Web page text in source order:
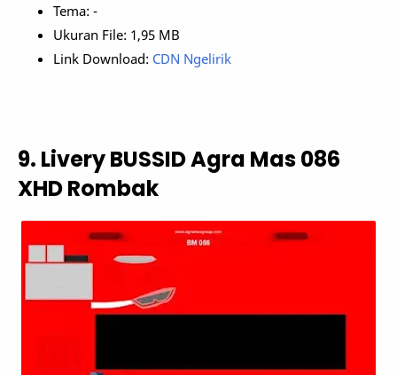
Tema: -
Ukuran File: 1,95 MB
Link Download: CDN Ngelirik
9. Livery BUSSID Agra Mas 086
XHD Rombak